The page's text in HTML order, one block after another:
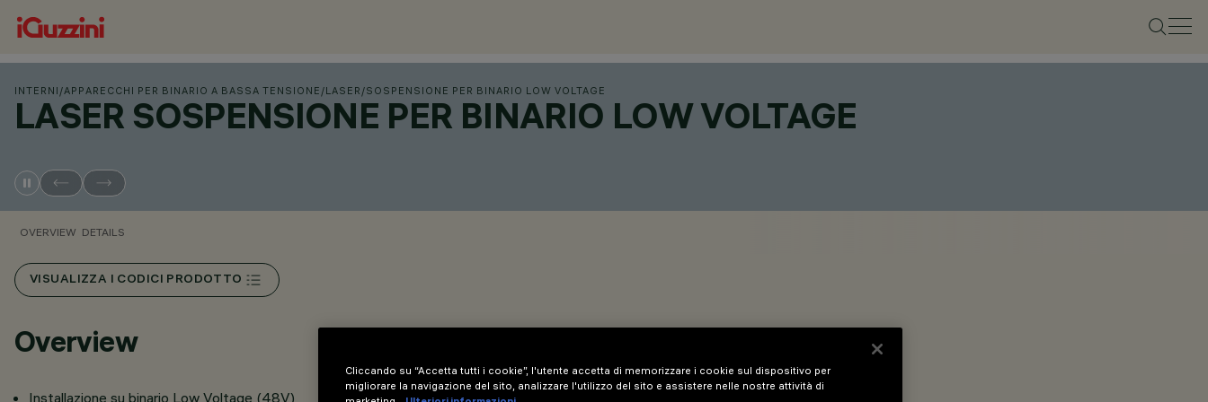
INTERNI /APPARECCHI PER BINARIO A BASSA TENSIONE /LASER /SOSPENSIONE PER BINARIO LOW VOLTAGE
LASER SOSPENSIONE PER BINARIO LOW VOLTAGE
OVERVIEW DETAILS
VISUALIZZA I CODICI PRODOTTO
Overview
Installazione su binario Low Voltage (48V)
Cliccando su “Accetta tutti i cookie”, l'utente accetta di memorizzare i cookie sul dispositivo per
migliorare la navigazione del sito, analizzare l'utilizzo del sito e assistere nelle nostre attività di